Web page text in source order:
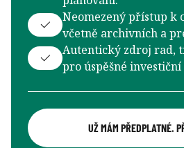
Neomezený přístup k
včetně archivních a
Autentický zdroj rad,
pro úspěšné
UŽ MÁM PŘEDPLATNÉ.